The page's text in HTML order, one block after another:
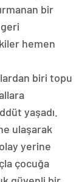
bir
hemen
biri topu
yaşadı.
ulaşarak
yerine
çocuğa